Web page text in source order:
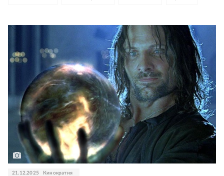
21.12.2025 Кинократия